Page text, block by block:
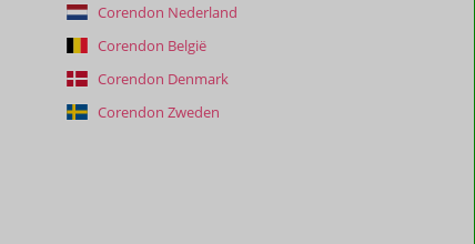
Corendon Nederland
Corendon België
Corendon Denmark
Corendon Zweden